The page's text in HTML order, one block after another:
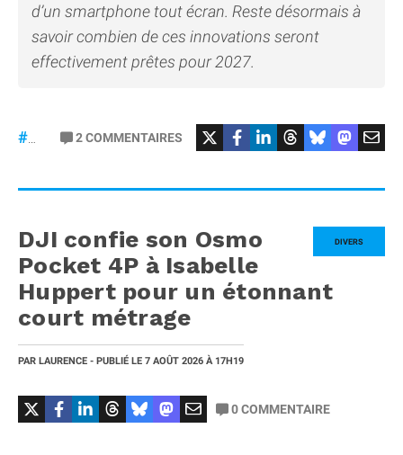
d’un smartphone tout écran. Reste désormais à
savoir combien de ces innovations seront
effectivement prêtes pour 2027.
2COMMENTAIRES
DIVERS
DJI confie son Osmo
Pocket 4P à Isabelle
Huppert pour un étonnant
court métrage
PAR LAURENCE - PUBLIÉ LE 7 AOÛT 2026 À 17H19
0COMMENTAIRE